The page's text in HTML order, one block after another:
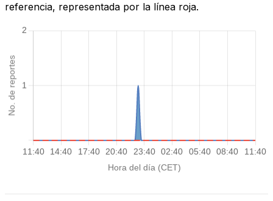
referencia, representada por la línea roja.